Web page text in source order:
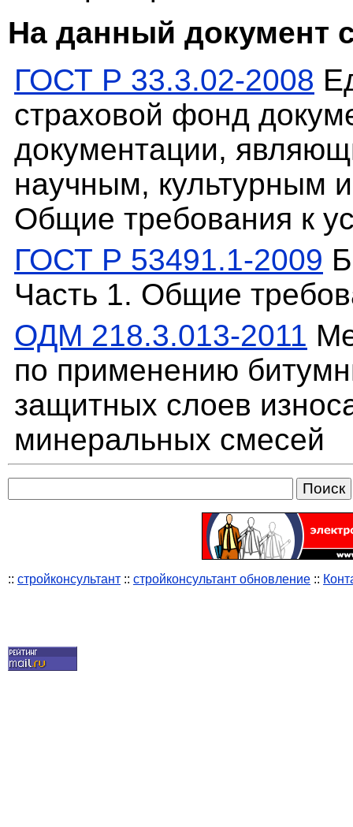
На данный документ
ГОСТ Р 33.3.02-2008
страховой фонд
документации,
научным, культурным
Общие требования к
ГОСТ Р 53491.1-2009
Часть 1. Общие
ОДМ 218.3.013-2011
по применению
защитных слоев
минеральных смесей
:: стройконсультант :: стройконсультант обновление ::